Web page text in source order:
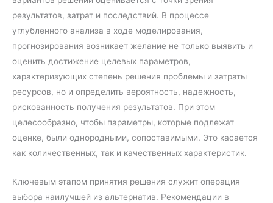
результатов, затрат и последствий. В процессе
углубленного анализа в ходе моделирования,
прогнозирования возникает желание не только выявить и
оценить достижение целевых параметров,
характеризующих степень решения проблемы и затраты
ресурсов, но и определить вероятность, надежность,
рискованность получения результатов. При этом
целесообразно, чтобы параметры, которые подлежат
оценке, были однородными, сопоставимыми. Это касается
как количественных, так и качественных характеристик.
Ключевым этапом принятия решения служит операция
выбора наилучшей из альтернатив. Рекомендации в